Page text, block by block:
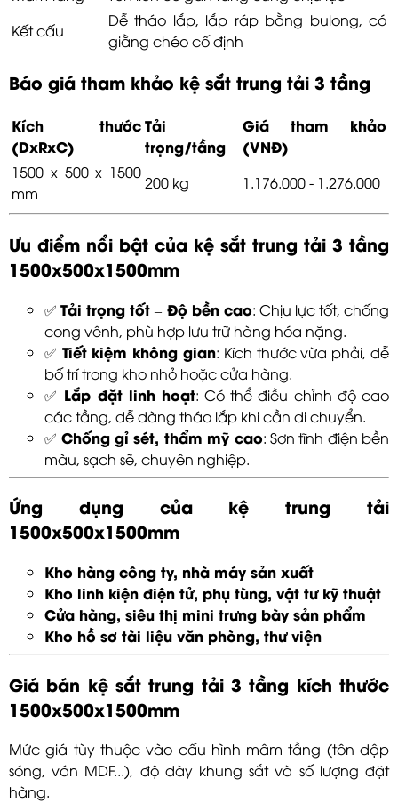
Kết cấu
Dễ tháo lắp, lắp ráp bằng bulong, có
giằng chéo cố định
Báo giá tham khảo kệ sắt trung tải 3 tầng
Kích thước
(DxRxC)
Tải
trọng/tầng
Giá tham khảo
(VNĐ)
1500 x 500 x 1500
mm
200 kg 1.176.000 - 1.276.000
Ưu điểm nổi bật của kệ sắt trung tải 3 tầng
1500x500x1500mm
✅Tải trọng tốt – Độ bền cao: Chịu lực tốt, chống
cong vênh, phù hợp lưu trữ hàng hóa nặng.
✅ Tiết kiệm không gian: Kích thước vừa phải, dễ
bố trí trong kho nhỏ hoặc cửa hàng.
✅ Lắp đặt linh hoạt: Có thể điều chỉnh độ cao
các tầng, dễ dàng tháo lắp khi cần di chuyển.
✅ Chống gỉ sét, thẩm mỹ cao: Sơn tĩnh điện bền
màu, sạch sẽ, chuyên nghiệp.
Ứng dụng của kệ trung tải
1500x500x1500mm
Kho hàng công ty, nhà máy sản xuất
Kho linh kiện điện tử, phụ tùng, vật tư kỹ thuật
Cửa hàng, siêu thị mini trưng bày sản phẩm
Kho hồ sơ tài liệu văn phòng, thư viện
Giá bán kệ sắt trung tải 3 tầng kích thước
1500x500x1500mm
Mức giá tùy thuộc vào cấu hình mâm tầng (tôn dập
sóng, ván MDF...), độ dày khung sắt và số lượng đặt
hàng.